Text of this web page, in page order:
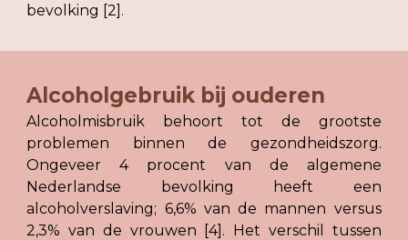
bevolking [2].
Alcoholgebruik bij ouderen
Alcoholmisbruik behoort tot de grootste
problemen binnen de gezondheidszorg.
Ongeveer 4 procent van de algemene
Nederlandse bevolking heeft een
alcoholverslaving; 6,6% van de mannen versus
2,3% van de vrouwen [4]. Het verschil tussen